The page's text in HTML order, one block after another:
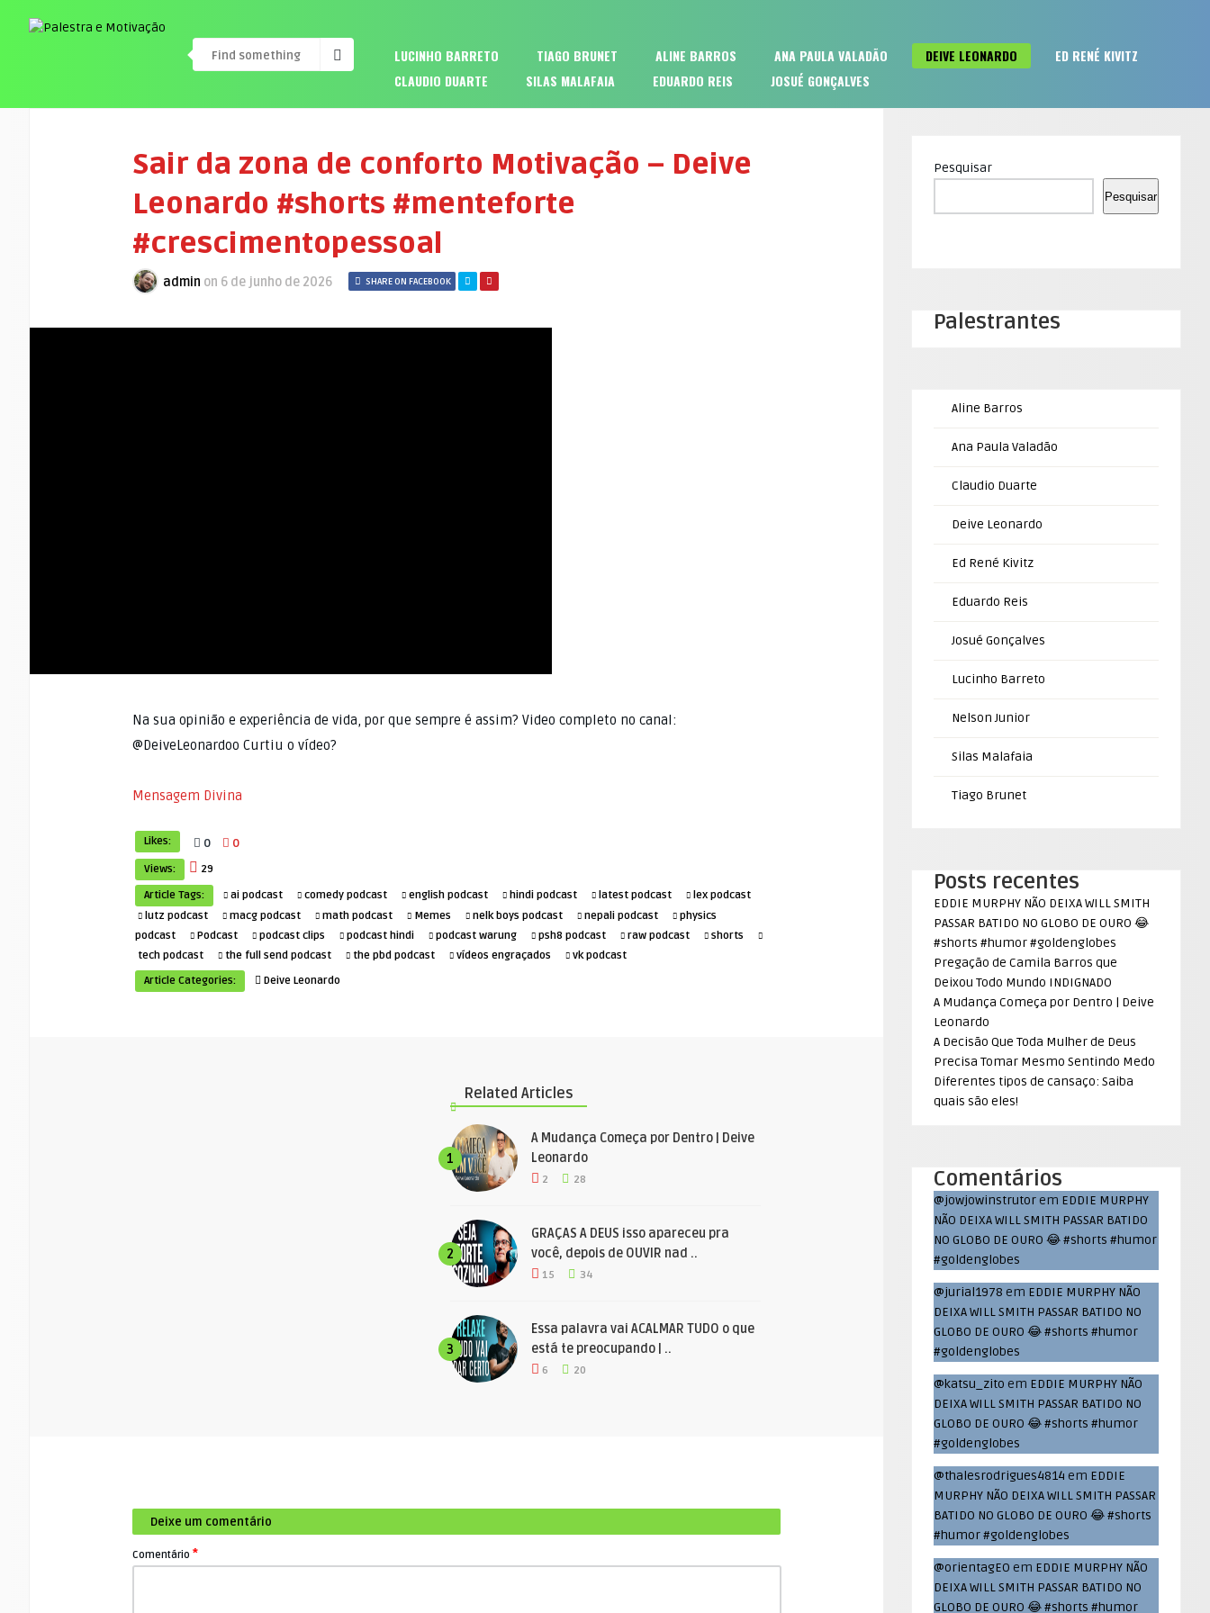
LUCINHO BARRETO TIAGO BRUNET ALINE BARROS ANA PAULA VALADÃO DEIVE LEONARDO
ED RENÉ KIVITZ
CLAUDIO DUARTE
SILAS MALAFAIA EDUARDO REIS JOSUÉ GONÇALVES
Sair da zona de conforto Motivação – Deive
Leonardo #shorts #menteforte
#crescimentopessoal
admin on 6 de junho de 2026 SHARE ON FACEBOOK
Na sua opinião e experiência de vida, por que sempre é assim? Video completo no canal:
@DeiveLeonardoo Curtiu o vídeo?
Mensagem Divina
Likes: 0 0
Views:
29
Article Tags:
ai podcast comedy podcast english podcast hindi podcast latest podcast
lex podcast
lutz podcast
macg podcast math podcast Memes nelk boys podcast nepali podcast
physics
podcast
Podcast podcast clips podcast hindi podcast warung psh8 podcast raw podcast
shorts
tech podcast
the full send podcast the pbd podcast vídeos engraçados
vk podcast
Article Categories:
Deive Leonardo
Related Articles
1
A Mudança Começa por Dentro | Deive
Leonardo
2 28
2
GRAÇAS A DEUS isso apareceu pra
você, depois de OUVIR nad ..
15 34
3
Essa palavra vai ACALMAR TUDO o que
está te preocupando | ..
6 20
Deixe um comentário
Comentário *
Pesquisar
Pesquisar
Palestrantes
Aline Barros
Ana Paula Valadão
Claudio Duarte
Deive Leonardo
Ed René Kivitz
Eduardo Reis
Josué Gonçalves
Lucinho Barreto
Nelson Junior
Silas Malafaia
Tiago Brunet
Posts recentes
EDDIE MURPHY NÃO DEIXA WILL SMITH
PASSAR BATIDO NO GLOBO DE OURO 😂
#shorts #humor #goldenglobes
Pregação de Camila Barros que
Deixou Todo Mundo INDIGNADO
A Mudança Começa por Dentro | Deive
Leonardo
A Decisão Que Toda Mulher de Deus
Precisa Tomar Mesmo Sentindo Medo
Diferentes tipos de cansaço: Saiba
quais são eles!
Comentários
@jowjowinstrutorem EDDIE MURPHY
NÃO DEIXA WILL SMITH PASSAR BATIDO
NO GLOBO DE OURO 😂 #shorts #humor
#goldenglobes
@jurial1978 em EDDIE MURPHY NÃO
DEIXA WILL SMITH PASSAR BATIDO NO
GLOBO DE OURO 😂 #shorts #humor
#goldenglobes
@katsu_zito em EDDIE MURPHY NÃO
DEIXA WILL SMITH PASSAR BATIDO NO
GLOBO DE OURO 😂 #shorts #humor
#goldenglobes
@thalesrodrigues4814 em EDDIE
MURPHY NÃO DEIXA WILL SMITH PASSAR
BATIDO NO GLOBO DE OURO 😂 #shorts
#humor #goldenglobes
@orientagEO em EDDIE MURPHY NÃO
DEIXA WILL SMITH PASSAR BATIDO NO
GLOBO DE OURO 😂 #shorts #humor